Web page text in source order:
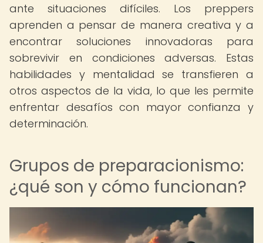
ante situaciones difíciles. Los preppers
aprenden a pensar de manera creativa y a
encontrar soluciones innovadoras para
sobrevivir en condiciones adversas. Estas
habilidades y mentalidad se transfieren a
otros aspectos de la vida, lo que les permite
enfrentar desafíos con mayor confianza y
determinación.
Grupos de preparacionismo:
¿qué son y cómo funcionan?